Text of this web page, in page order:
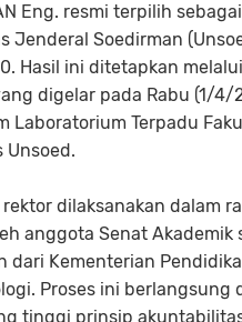
Eng. resmi terpilih
Jenderal Soedirman
Hasil ini ditetapkan
digelar pada Rabu (1/4/
Laboratorium Terpadu
Unsoed.
rektor dilaksanakan dalam
anggota Senat Akademik
dari Kementerian
Proses ini berlangsung
tinggi prinsip